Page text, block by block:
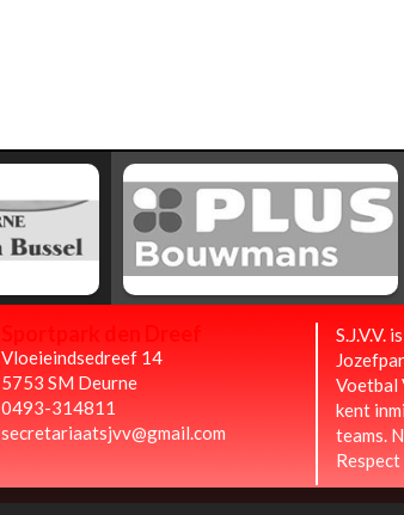
Vloeieindsedreef 14
5753 SM Deurne
0493-314811
secretariaatsjvv@gmail.com
S.J.V.V.
Voetbal
kent
teams.